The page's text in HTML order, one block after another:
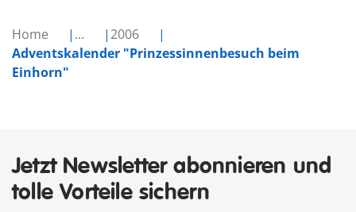
Home ...
2006
Adventskalender "Prinzessinnenbesuch beim
Einhorn"
Jetzt Newsletter abonnieren und
tolle Vorteile sichern